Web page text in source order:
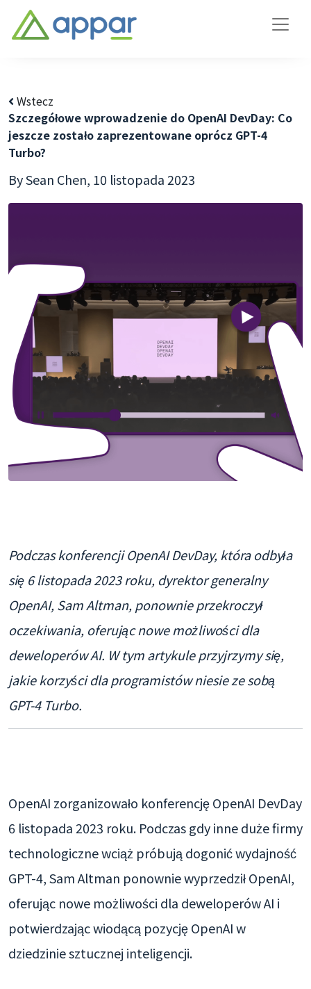
Wstecz
Szczegółowe wprowadzenie do OpenAI DevDay: Co
jeszcze zostało zaprezentowane oprócz GPT-4
Turbo?
By Sean Chen, 10 listopada 2023
Podczas konferencji OpenAI DevDay, która odbyła
się 6 listopada 2023 roku, dyrektor generalny
OpenAI, Sam Altman, ponownie przekroczył
oczekiwania, oferując nowe możliwości dla
deweloperów AI. W tym artykule przyjrzymy się,
jakie korzyści dla programistów niesie ze sobą
GPT-4 Turbo.
OpenAI zorganizowało konferencję OpenAI DevDay
6 listopada 2023 roku. Podczas gdy inne duże firmy
technologiczne wciąż próbują dogonić wydajność
GPT-4, Sam Altman ponownie wyprzedził OpenAI,
oferując nowe możliwości dla deweloperów AI i
potwierdzając wiodącą pozycję OpenAI w
dziedzinie sztucznej inteligencji.